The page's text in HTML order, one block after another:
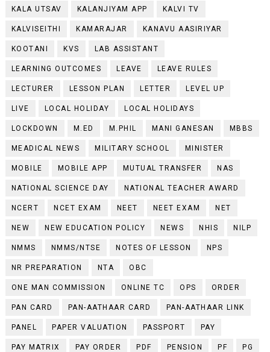
KALA UTSAV KALANJIYAM APP KALVI TV
KALVISEITHI KAMARAJAR KANAVU AASIRIYAR
KOOTANI KVS LAB ASSISTANT
LEARNING OUTCOMES LEAVE LEAVE RULES
LECTURER LESSON PLAN LETTER LEVEL UP
LIVE LOCAL HOLIDAY LOCAL HOLIDAYS
LOCKDOWN M.ED M.PHIL MANI GANESAN MBBS
MEADICAL NEWS MILITARY SCHOOL MINISTER
MOBILE MOBILE APP MUTUAL TRANSFER NAS
NATIONAL SCIENCE DAY NATIONAL TEACHER AWARD
NCERT NCET EXAM NEET NEET EXAM NET
NEW NEW EDUCATION POLICY NEWS NHIS NILP
NMMS NMMS/NTSE NOTES OF LESSON NPS
NR PREPARATION NTA OBC
ONE MAN COMMISSION ONLINE TC OPS ORDER
PAN CARD PAN-AATHAAR CARD PAN-AATHAAR LINK
PANEL PAPER VALUATION PASSPORT PAY
PAY MATRIX PAY ORDER PDF PENSION PF PG